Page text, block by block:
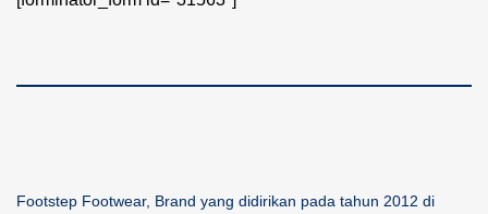
Footstep Footwear, Brand yang didirikan pada tahun 2012 di